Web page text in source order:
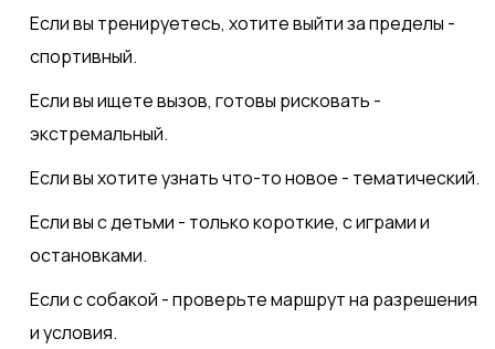
Если вы тренируетесь, хотите выйти за пределы -
спортивный.
Если вы ищете вызов, готовы рисковать -
экстремальный.
Если вы хотите узнать что-то новое - тематический.
Если вы с детьми - только короткие, с играми и
остановками.
Если с собакой - проверьте маршрут на разрешения
и условия.